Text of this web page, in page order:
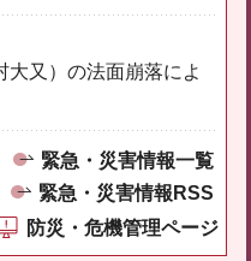
大又）の法面崩落によ
緊急・災害情報一覧
緊急・災害情報RSS
防災・危機管理ページ